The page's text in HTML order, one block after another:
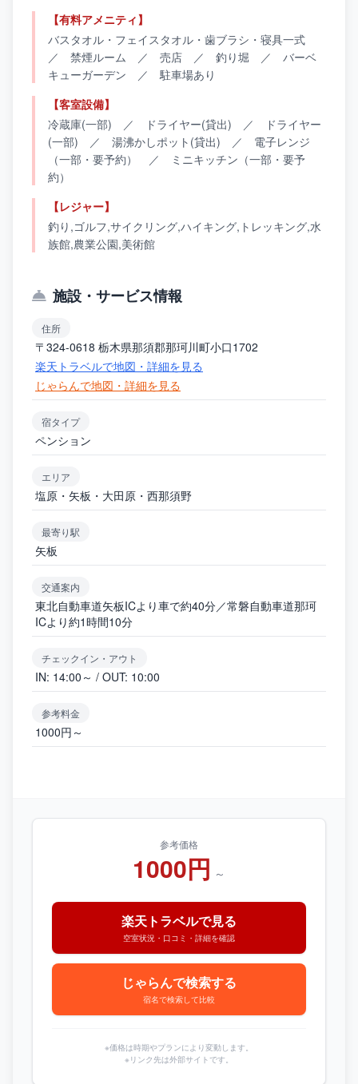
【有料アメニティ】
バスタオル・フェイスタオル・歯ブラシ・寝具一式
／ 禁煙ルーム ／ 売店 ／ 釣り堀 ／ バーベ
キューガーデン ／ 駐車場あり
【客室設備】
冷蔵庫(一部) ／ ドライヤー(貸出) ／ ドライヤー
(一部) ／ 湯沸かしポット(貸出) ／ 電子レンジ
（一部・要予約） ／ ミニキッチン（一部・要予
約）
【レジャー】
釣り,ゴルフ,サイクリング,ハイキング,トレッキング,水
族館,農業公園,美術館
施設・サービス情報
住所
〒324-0618 栃木県那須郡那珂川町小口1702
楽天トラベルで地図・詳細を見る
じゃらんで地図・詳細を見る
宿タイプ
ペンション
エリア
塩原・矢板・大田原・西那須野
最寄り駅
矢板
交通案内
東北自動車道矢板ICより車で約40分／常磐自動車道那珂
ICより約1時間10分
チェックイン・アウト
IN: 14:00～ / OUT: 10:00
参考料金
1000円～
参考価格
1000円 ～
楽天トラベルで見る
空室状況・口コミ・詳細を確認
じゃらんで検索する
宿名で検索して比較
※価格は時期やプランにより変動します。
※リンク先は外部サイトです。